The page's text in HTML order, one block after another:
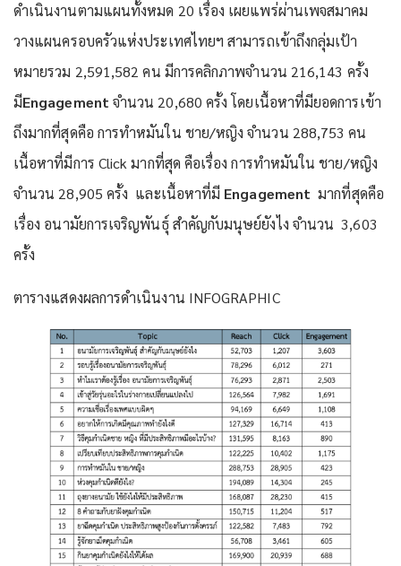
ดำเนินงานตามแผนทั้งหมด 20 เรื่อง เผยแพร่ผ่านเพจสมาคม
วางแผนครอบครัวแห่งประเทศไทยฯ สามารถเข้าถึงกลุ่มเป้า
หมายรวม 2,591,582 คน มีการคลิกภาพจำนวน 216,143 ครั้ง
มีEngagement จำนวน 20,680 ครั้ง โดยเนื้อหาที่มียอดการเข้า
ถึงมากที่สุดคือ การทำหมันใน ชาย/หญิง จำนวน 288,753 คน
เนื้อหาที่มีการ Click มากที่สุด คือเรื่อง การทำหมันใน ชาย/หญิง
จำนวน 28,905 ครั้ง และเนื้อหาที่มี Engagement มากที่สุดคือ
เรื่อง อนามัยการเจริญพันธุ์ สำคัญกับมนุษย์ยังไง จำนวน 3,603
ครั้ง
ตารางแสดงผลการดำเนินงาน INFOGRAPHIC